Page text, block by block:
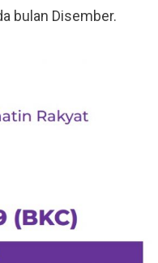
bulan Disember.